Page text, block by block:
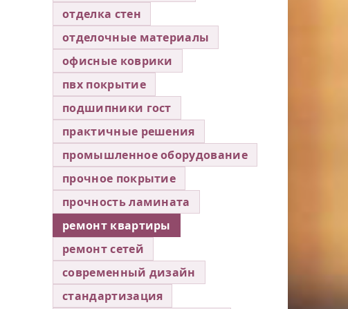
отделка стен
отделочные материалы
офисные коврики
пвх покрытие
подшипники гост
практичные решения
промышленное оборудование
прочное покрытие
прочность ламината
ремонт квартиры
ремонт сетей
современный дизайн
стандартизация